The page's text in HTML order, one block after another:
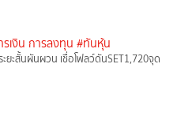
รเงิน การลงทุน #ทันหุ้น
ระยะสั้นผันผวน เชื่อโฟลว์ดันSET1,720จุด